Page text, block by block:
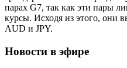
парах G7, так как эти пары
курсы. Исходя из этого, они
AUD и JPY.
Новости в эфире